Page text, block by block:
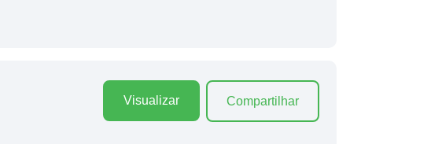
Visualizar Compartilhar